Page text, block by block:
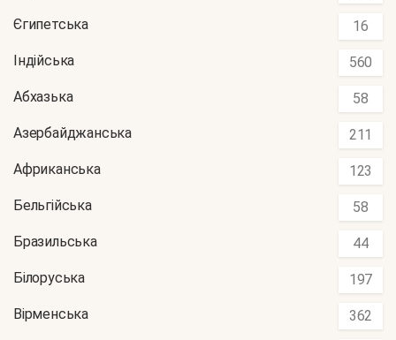
Єгипетська 16
Індійська 560
Абхазька 58
Азербайджанська 211
Африканська 123
Бельгійська 58
Бразильська 44
Білоруська 197
Вірменська 362